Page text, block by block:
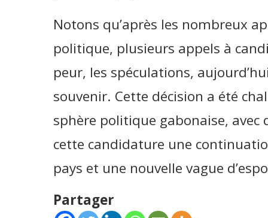
Notons qu’après les nombreux
politique, plusieurs appels à
peur, les spéculations,
souvenir. Cette décision a été
sphère politique gabonaise,
cette candidature une
pays et une nouvelle vague
Partager